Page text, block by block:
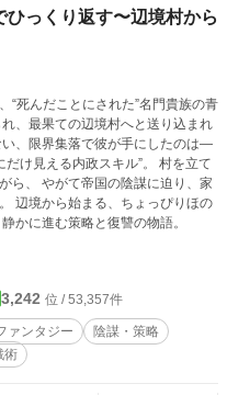
っくり返す〜辺境村から
“死んだことにされた”名門貴族の青
、最果ての辺境村へと送り込まれ
える内政スキル”。 村を立て
ら、 やがて帝国の陰謀に迫り、家
かに進む策略と復讐の物語。
3,242 位 / 53,357件
ァンタジー
陰謀・策略
術